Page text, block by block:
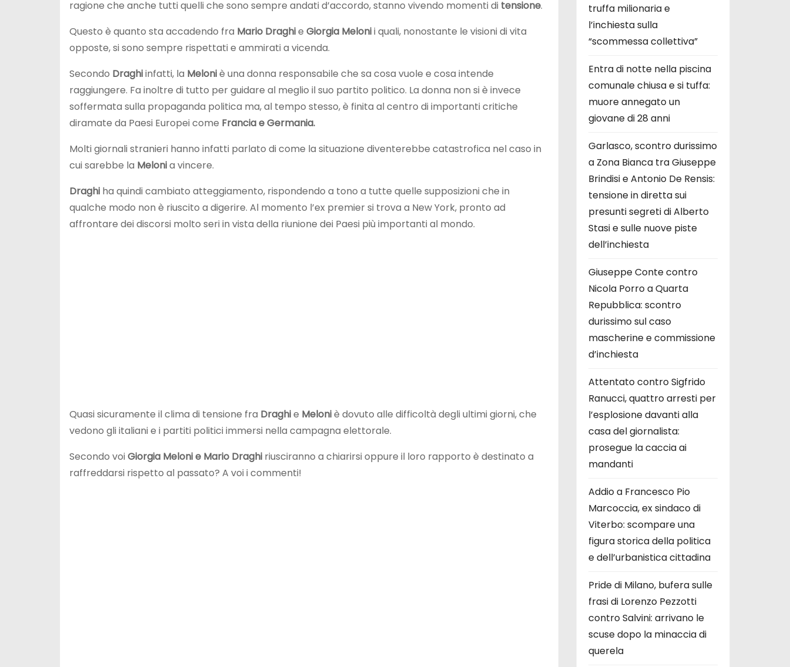
ragione che anche tutti quelli che sono sempre andati d’accordo, stanno vivendo momenti di tensione.
Questo è quanto sta accadendo fra Mario Draghie Giorgia Melonii quali, nonostante le visioni di vita
opposte, si sono sempre rispettati e ammirati a vicenda.
Secondo Draghiinfatti, la Meloniè una donna responsabile che sa cosa vuole e cosa intende
raggiungere. Fa inoltre di tutto per guidare al meglio il suo partito politico. La donna non si è invece
soffermata sulla propaganda politica ma, al tempo stesso, è finita al centro di importanti critiche
diramate da Paesi Europei come Francia e Germania.
Molti giornali stranieri hanno infatti parlato di come la situazione diventerebbe catastrofica nel caso in
cui sarebbe la Melonia vincere.
Draghi ha quindi cambiato atteggiamento, rispondendo a tono a tutte quelle supposizioni che in
qualche modo non è riuscito a digerire. Al momento l’ex premier si trova a New York, pronto ad
affrontare dei discorsi molto seri in vista della riunione dei Paesi più importanti al mondo.
Quasi sicuramente il clima di tensione fra Draghie Meloniè dovuto alle difficoltà degli ultimi giorni, che
vedono gli italiani e i partiti politici immersi nella campagna elettorale.
Secondo voiGiorgia Meloni e Mario Draghi riusciranno a chiarirsi oppure il loro rapporto è destinato a
raffreddarsi rispetto al passato? A voi i commenti!
truffa milionaria e
l’inchiesta sulla
“scommessa collettiva”
Entra di notte nella piscina
comunale chiusa e si tuffa:
muore annegato un
giovane di 28 anni
Garlasco, scontro durissimo
a Zona Bianca tra Giuseppe
Brindisi e Antonio De Rensis:
tensione in diretta sui
presunti segreti di Alberto
Stasi e sulle nuove piste
dell’inchiesta
Giuseppe Conte contro
Nicola Porro a Quarta
Repubblica: scontro
durissimo sul caso
mascherine e commissione
d’inchiesta
Attentato contro Sigfrido
Ranucci, quattro arresti per
l’esplosione davanti alla
casa del giornalista:
prosegue la caccia ai
mandanti
Addio a Francesco Pio
Marcoccia, ex sindaco di
Viterbo: scompare una
figura storica della politica
e dell’urbanistica cittadina
Pride di Milano, bufera sulle
frasi di Lorenzo Pezzotti
contro Salvini: arrivano le
scuse dopo la minaccia di
querela